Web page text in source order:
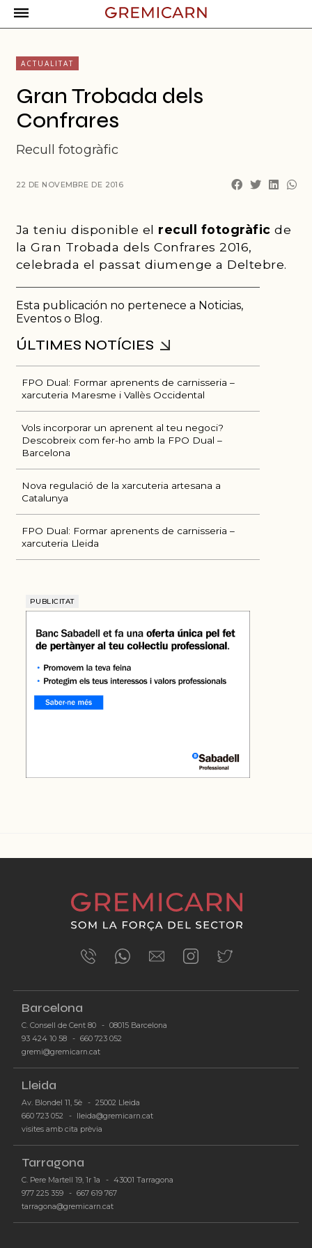
ACTUALITAT
Gran Trobada dels
Confrares
Recull fotogràfic
Ja teniu disponible el recull fotogràfic de
la Gran Trobada dels Confrares 2016,
celebrada el passat diumenge a Deltebre.
Esta publicación no pertenece a Noticias,
Eventos o Blog.
ÚLTIMES NOTÍCIES
FPO Dual: Formar aprenents de carnisseria –
xarcuteria Maresme i Vallès Occidental
Vols incorporar un aprenent al teu negoci?
Descobreix com fer-ho amb la FPO Dual –
Barcelona
Nova regulació de la xarcuteria artesana a
Catalunya
FPO Dual: Formar aprenents de carnisseria –
xarcuteria Lleida
PUBLICITAT
Barcelona
-gremi@gremicarn.cat
Lleida
Av. Blondel 11, 5è - 25002 Lleida